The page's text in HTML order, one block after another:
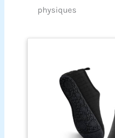
physiques